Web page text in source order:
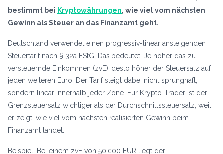
bestimmt bei Kryptowährungen, wie viel vom nächsten
Gewinn als Steuer an das Finanzamt geht.
Deutschland verwendet einen progressiv-linear ansteigenden
Steuertarif nach § 32a EStG. Das bedeutet: Je höher das zu
versteuernde Einkommen (zvE), desto höher der Steuersatz auf
jeden weiteren Euro. Der Tarif steigt dabei nicht sprunghaft,
sondern linear innerhalb jeder Zone. Für Krypto-Trader ist der
Grenzsteuersatz wichtiger als der Durchschnittssteuersatz, weil
er zeigt, wie viel vom nächsten realisierten Gewinn beim
Finanzamt landet.
Beispiel: Bei einem zvE von 50.000 EUR liegt der